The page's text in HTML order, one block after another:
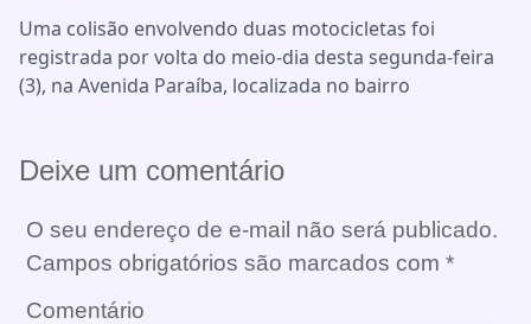
Uma colisão envolvendo duas motocicletas foi
registrada por volta do meio-dia desta segunda-feira
(3), na Avenida Paraíba, localizada no bairro
Deixe um comentário
O seu endereço de e-mail não será publicado.
Campos obrigatórios são marcados com *
Comentário